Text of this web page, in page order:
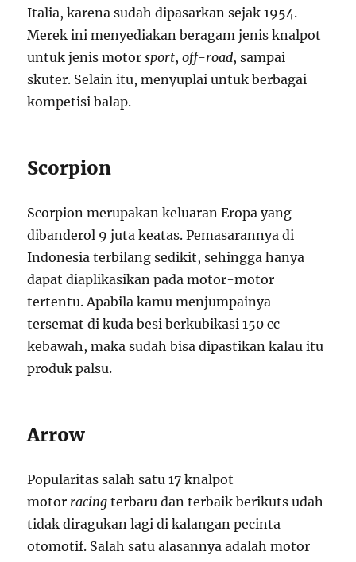
Italia, karena sudah dipasarkan sejak 1954.
Merek ini menyediakan beragam jenis knalpot
untuk jenis motorsport,off-road, sampai
skuter. Selain itu, menyuplai untuk berbagai
kompetisi balap.
Scorpion
Scorpion merupakan keluaran Eropa yang
dibanderol 9 juta keatas. Pemasarannya di
Indonesia terbilang sedikit, sehingga hanya
dapat diaplikasikan pada motor-motor
tertentu. Apabila kamu menjumpainya
tersemat di kuda besi berkubikasi 150 cc
kebawah, maka sudah bisa dipastikan kalau itu
produk palsu.
Arrow
Popularitas salah satu 17 knalpot
motor racingterbaru dan terbaik berikuts udah
tidak diragukan lagi di kalangan pecinta
otomotif. Salah satu alasannya adalah motor